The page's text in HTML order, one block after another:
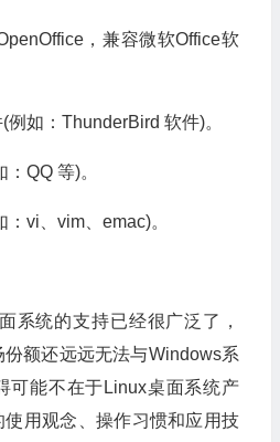
，兼容微软Office软
如：ThunderBird 软件)。
QQ 等)。
vi、vim、emac)。
系统的支持已经很广泛了，
额还远远无法与Windows系
可能不在于Linux桌面系统产
用观念、操作习惯和应用技